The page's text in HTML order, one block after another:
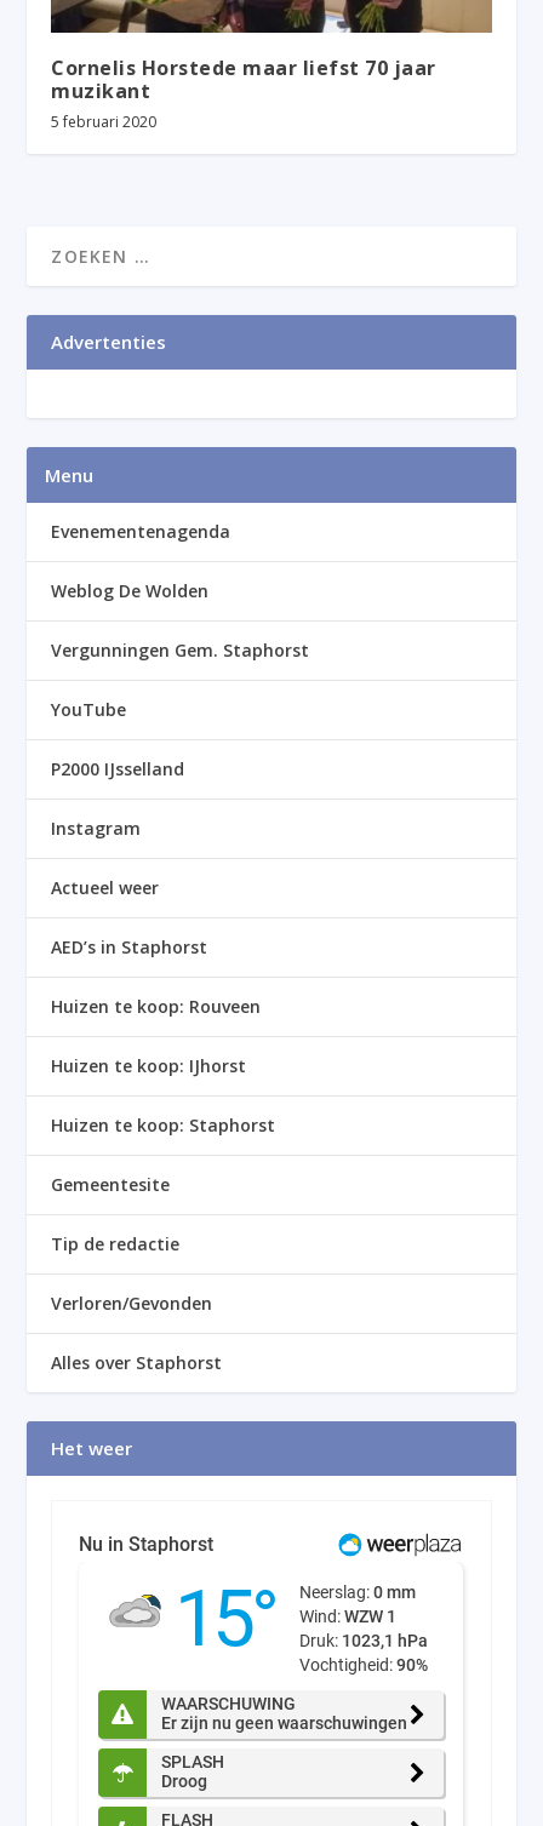
Cornelis Horstede maar liefst 70 jaar
muzikant
5 februari 2020
Advertenties
Menu
Evenementenagenda
Weblog De Wolden
Vergunningen Gem. Staphorst
YouTube
P2000 IJsselland
Instagram
Actueel weer
AED’s in Staphorst
Huizen te koop: Rouveen
Huizen te koop: IJhorst
Huizen te koop: Staphorst
Gemeentesite
Tip de redactie
Verloren/Gevonden
Alles over Staphorst
Het weer